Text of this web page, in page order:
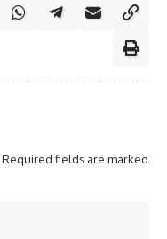
Required fields are marked